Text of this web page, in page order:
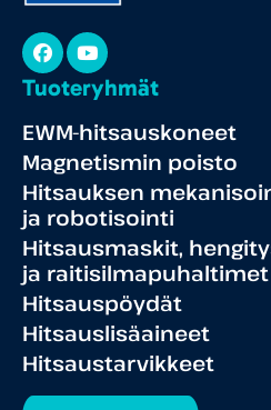
Facebook
YouTube
Tuoteryhmät
EWM-hitsauskoneet
Magnetismin poisto
Hitsauksen
ja robotisointi
Hitsausmaskit,
ja raitisilmapuhaltimet
Hitsauspöydät
Hitsauslisäaineet
Hitsaustarvikkeet